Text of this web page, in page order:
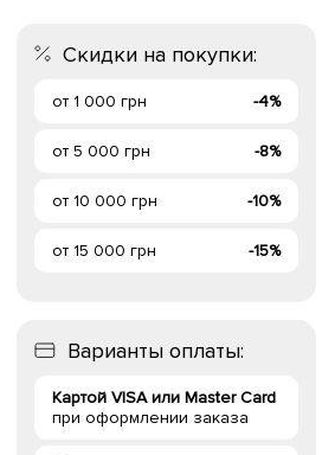
Скидки на покупки:
от 1 000 грн -4%
от 5 000 грн -8%
от 10 000 грн -10%
от 15 000 грн -15%
Варианты оплаты:
Картой VISA или Master Card
при оформлении заказа